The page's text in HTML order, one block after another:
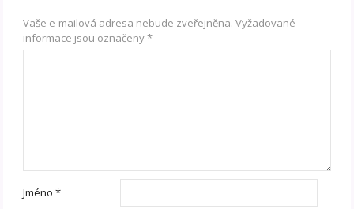
Vaše e-mailová adresa nebude zveřejněna. Vyžadované
informace jsou označeny*
Jméno*